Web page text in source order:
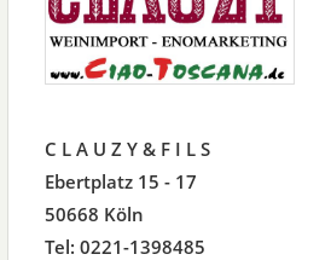
C L A U Z Y & F I L S
Ebertplatz 15 - 17
50668 Köln
Tel: 0221-1398485